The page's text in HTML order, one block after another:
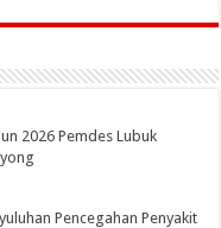
2026 Pemdes Lubuk
Pencegahan Penyakit